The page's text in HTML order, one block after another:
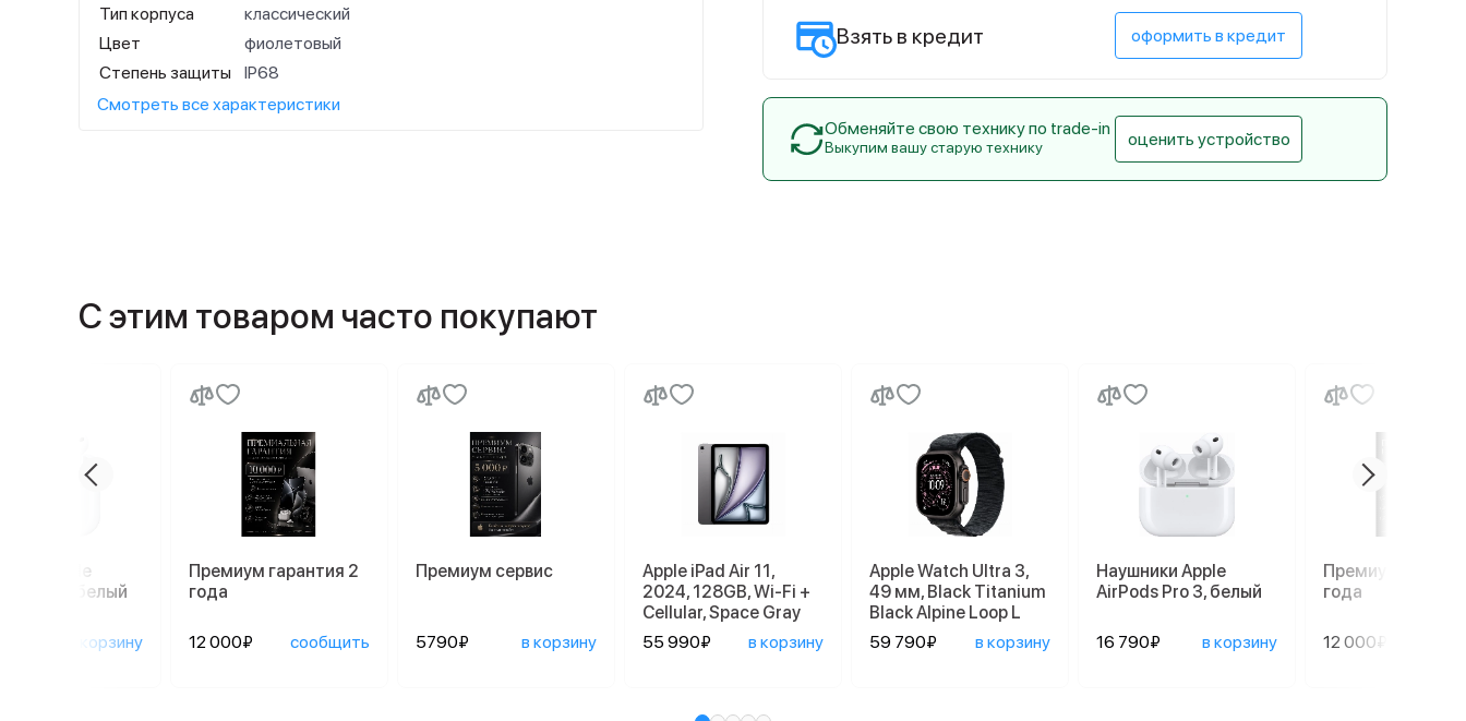
Тип корпуса
классический
Цвет
фиолетовый
Степень защиты
IP68
Смотреть все характеристики
Взять в кредит оформить в кредит
Обменяйте свою технику по trade-in
Выкупим вашу старую технику оценить устройство
С этим товаром часто покупают
Apple
Pro 3, белый
в корзину
Премиум гарантия 2
года
12 000₽ сообщить
Премиум сервис
5790₽ в корзину
Apple iPad Air 11,
2024, 128GB, Wi-Fi +
Cellular, Space Gray
55 990₽
в корзину
Apple Watch Ultra 3,
49 мм, Black Titanium
Black Alpine Loop L
59 790₽
в корзину
Наушники Apple
AirPods Pro 3, белый
16 790₽ в корзину
Премиум
года
12 000₽